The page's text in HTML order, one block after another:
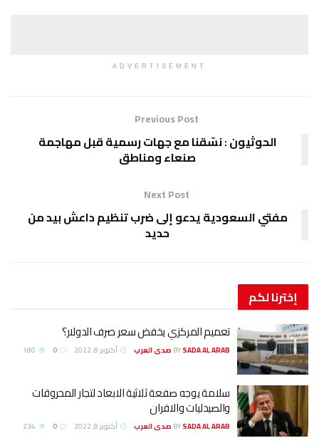
ADVERTISEMENT
Previous Post
الحوثيون : نسّقنا مع جهات رسمية قبل مهاجمة
صنعاء ومناطق
Next Post
مفتي السعودية يدعو إلى ضرب تنظيم داعش بيد من
حديد
إخترنالكم
تعميم المركزي يخفض سعر صرف الدولار؟
BYSADA AL ARAB صدى العرب أكتوبر 8, 2022
سلامة يوجه صفعة ثلاثية الابعاد لتجار المحروقات
والصيدليات والافران
BYSADA AL ARAB صدى العرب أكتوبر 8, 2022